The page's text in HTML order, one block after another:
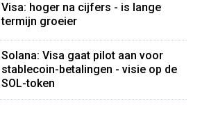
Visa: hoger na cijfers - is lange
termijn groeier
Solana: Visa gaat pilot aan voor
stablecoin-betalingen - visie op de
SOL-token